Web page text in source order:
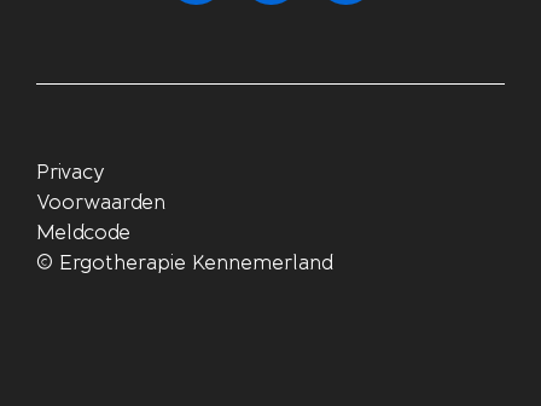
© Ergotherapie Kennemerland
Privacy
Voorwaarden
Meldcode